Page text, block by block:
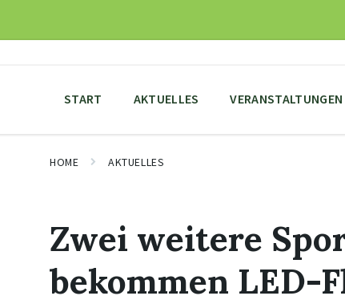
content
main
footer
START AKTUELLES VERANSTALTUNGEN
HOME AKTUELLES
Zwei weitere
bekommen LED-